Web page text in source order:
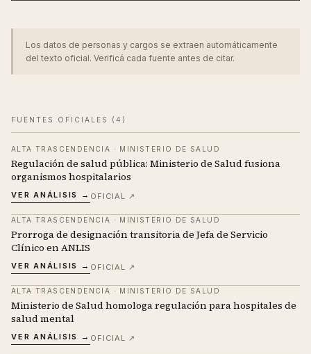
Los datos de personas y cargos se extraen automáticamente
del texto oficial. Verificá cada fuente antes de citar.
FUENTES OFICIALES ( 4 )
ALTA TRASCENDENCIA · MINISTERIO DE SALUD
Regulación de salud pública: Ministerio de Salud fusiona
organismos hospitalarios
VER ANÁLISIS → OFICIAL ↗
ALTA TRASCENDENCIA · MINISTERIO DE SALUD
Prorroga de designación transitoria de Jefa de Servicio
Clínico en ANLIS
VER ANÁLISIS → OFICIAL ↗
ALTA TRASCENDENCIA · MINISTERIO DE SALUD
Ministerio de Salud homologa regulación para hospitales de
salud mental
VER ANÁLISIS → OFICIAL ↗